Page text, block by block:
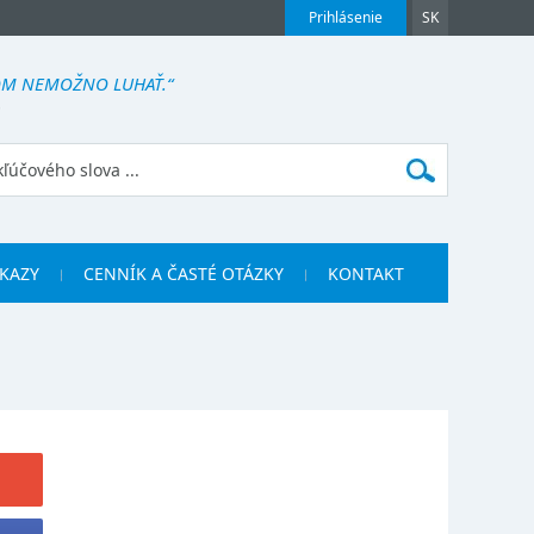
Prihlásenie SK
NEMOŽNO LUHAŤ.“
CENNÍK A ČASTÉ OTÁZKY KONTAKT